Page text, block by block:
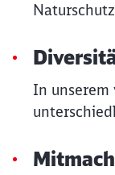
In unserem